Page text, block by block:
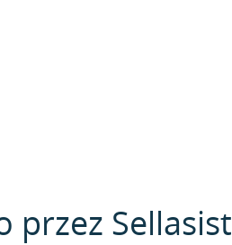
przez Sellasist